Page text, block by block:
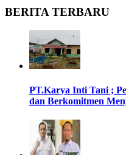
BERITA TERBARU
PT.Karya Inti Tani ;
dan Berkomitmen